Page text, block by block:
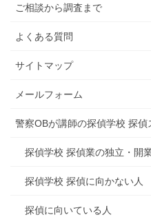
ご相談から調査まで
よくある質問
サイトマップ
メールフォーム
警察OBが講師の探偵学校
探偵学校 探偵業の独立・開
探偵学校 探偵に向かない人
探偵に向いている人